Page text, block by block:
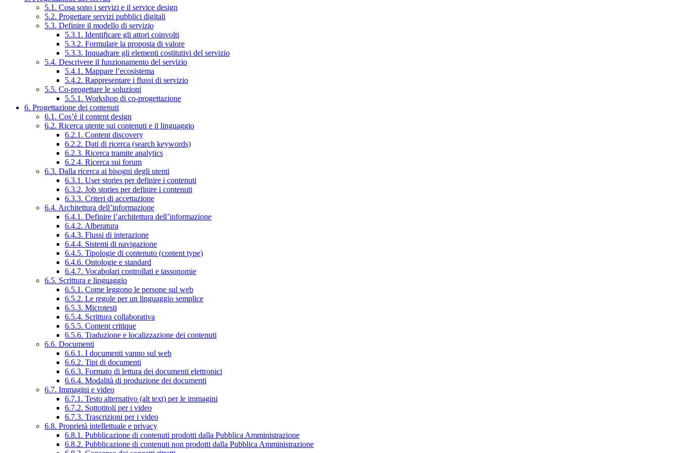
5.1. Cosa sono i servizi e il service design
5.2. Progettare servizi pubblici digitali
5.3. Definire il modello di servizio
5.3.1. Identificare gli attori coinvolti
5.3.2. Formulare la proposta di valore
5.3.3. Inquadrare gli elementi costitutivi del servizio
5.4. Descrivere il funzionamento del servizio
5.4.1. Mappare l’ecosistema
5.4.2. Rappresentare i flussi di servizio
5.5. Co-progettare le soluzioni
5.5.1. Workshop di co-progettazione
6. Progettazione dei contenuti
6.1. Cos’è il content design
6.2. Ricerca utente sui contenuti e il linguaggio
6.2.1. Content discovery
6.2.2. Dati di ricerca (search keywords)
6.2.3. Ricerca tramite analytics
6.2.4. Ricerca sui forum
6.3. Dalla ricerca ai bisogni degli utenti
6.3.1. User stories per definire i contenuti
6.3.2. Job stories per definire i contenuti
6.3.3. Criteri di accettazione
6.4. Architettura dell’informazione
6.4.1. Definire l’architettura dell’informazione
6.4.2. Alberatura
6.4.3. Flussi di interazione
6.4.4. Sistemi di navigazione
6.4.5. Tipologie di contenuto (content type)
6.4.6. Ontologie e standard
6.4.7. Vocabolari controllati e tassonomie
6.5. Scrittura e linguaggio
6.5.1. Come leggono le persone sul web
6.5.2. Le regole per un linguaggio semplice
6.5.3. Microtesti
6.5.4. Scrittura collaborativa
6.5.5. Content critique
6.5.6. Traduzione e localizzazione dei contenuti
6.6. Documenti
6.6.1. I documenti vanno sul web
6.6.2. Tipi di documenti
6.6.3. Formato di lettura dei documenti elettronici
6.6.4. Modalità di produzione dei documenti
6.7. Immagini e video
6.7.1. Testo alternativo (alt text) per le immagini
6.7.2. Sottotitoli per i video
6.7.3. Trascrizioni per i video
6.8. Proprietà intellettuale e privacy
6.8.1. Pubblicazione di contenuti prodotti dalla Pubblica Amministrazione
6.8.2. Pubblicazione di contenuti non prodotti dalla Pubblica Amministrazione